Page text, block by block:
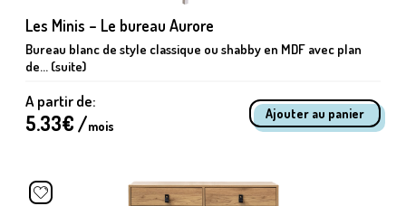
Les Minis – Le bureau Aurore
Bureau blanc de style classique ou shabby en MDF avec plan
de... (suite)
A partir de:
5.33€ /mois